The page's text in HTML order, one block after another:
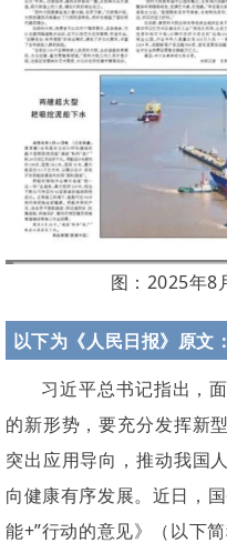
图：2025年8
以下为《人民日报》原文：
习近平总书记指出，
的新形势，要充分发挥新
突出应用导向，推动我国
向健康有序发展。近日，
能+”行动的意见》（以下